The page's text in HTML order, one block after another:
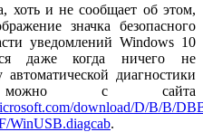
хоть и не сообщает об этом,
значка безопасного
уведомлений Windows 10
даже когда ничего не
диагностики
можно с сайта
download/D/B/B/
WinUSB.diagcab.